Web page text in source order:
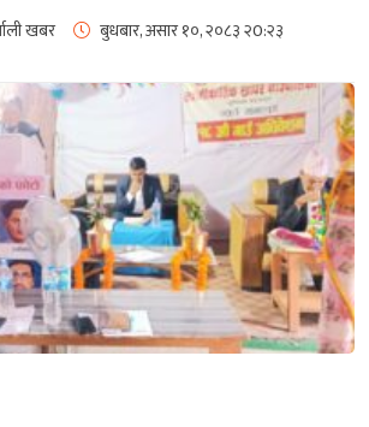
खबर बुधबार, असार १०, २०८३२0:२३